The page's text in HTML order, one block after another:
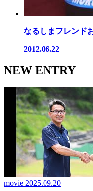
なるしまフレンド
2012.06.22
NEW ENTRY
movie 2025.09.20